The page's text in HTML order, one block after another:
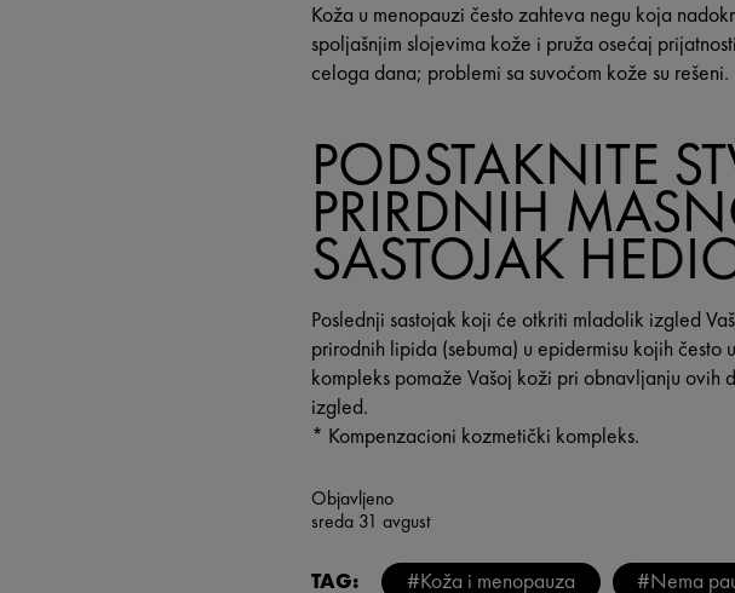
Koža u menopauzi često zahteva negu koja
spoljašnjim slojevima kože i pruža osećaj
celoga dana; problemi sa suvoćom kože su rešeni.
PODSTAKNITE
PRIRDNIH
SASTOJAK
Poslednji sastojak koji će otkriti mladolik izgled
prirodnih lipida (sebuma) u epidermisu kojih
kompleks pomaže Vašoj koži pri obnavljanju
izgled.
* Kompenzacioni kozmetički kompleks.
Objavljeno
sreda 31 avgust
TAG: #Koža i menopauza #Nema